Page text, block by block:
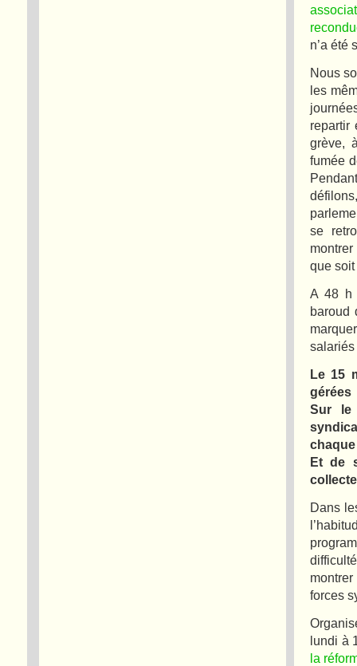
n’a été
Nous
les
repartir
grève,
fumée
se
que
A 48 h
baroud
salariés
Le 15
Sur le
Et de
Dans
forces
lundi à
la